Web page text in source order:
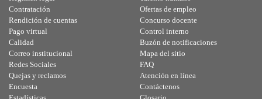
Contratación
Rendición de cuentas
Pago virtual
Calidad
Ofertas de empleo
Concurso docente
Control interno
Buzón de notificaciones
Correo institucional
Redes Sociales
Quejas y reclamos
Encuesta
Mapa del sitio
FAQ
Atención en línea
Contáctenos